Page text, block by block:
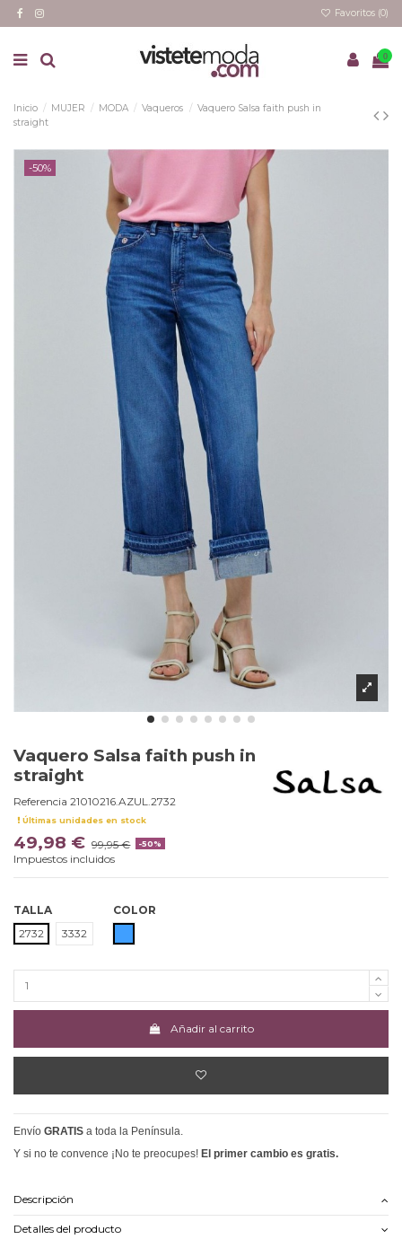
Favoritos (0)
0
Inicio MUJER MODA Vaqueros
Vaquero Salsa faith push in
straight
-50%
Vaquero Salsa faith push in
straight
Referencia 21010216.AZUL.2732
Últimas unidades en stock
49,98 € 99,95 € -50%
Impuestos incluidos
TALLA
2732
3332
COLOR
Añadir al carrito
Envío GRATIS a toda la Península.
Y si no te convence ¡No te preocupes! El primer cambio es gratis.
Descripción
Detalles del producto